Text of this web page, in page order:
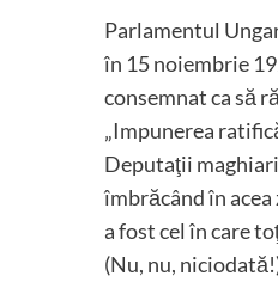
Parlamentul
în 15 noiembrie
consemnat ca să
„Impunerea
Deputaţii
îmbrăcând în
a fost cel în care
(Nu, nu,